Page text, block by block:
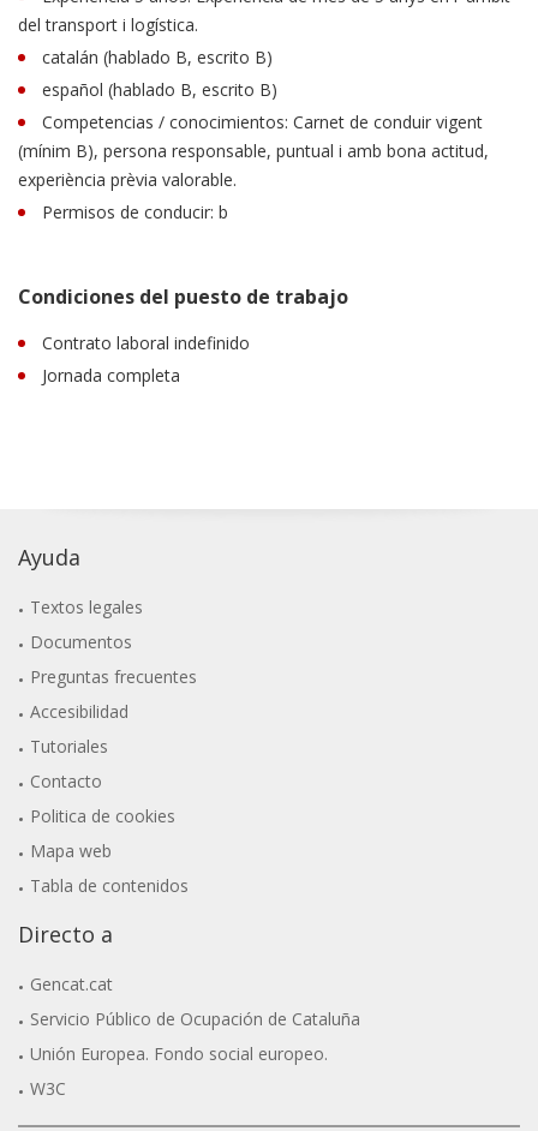
del transport i logística.
catalán (hablado B, escrito B)
español (hablado B, escrito B)
Competencias / conocimientos: Carnet de conduir vigent
(mínim B), persona responsable, puntual i amb bona actitud,
experiència prèvia valorable.
Permisos de conducir: b
Condiciones del puesto de trabajo
Contrato laboral indefinido
Jornada completa
Ayuda
Textos legales
Documentos
Preguntas frecuentes
Accesibilidad
Tutoriales
Contacto
Politica de cookies
Mapa web
Tabla de contenidos
Directo a
Gencat.cat
Servicio Público de Ocupación de Cataluña
Unión Europea. Fondo social europeo.
W3C